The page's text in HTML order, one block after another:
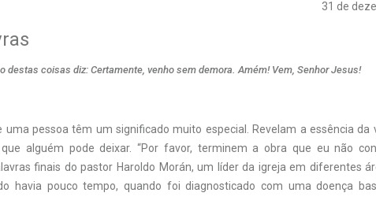
31 de
destas coisas diz: Certamente, venho sem demora. Amém! Vem, Senhor Jesus!
uma pessoa têm um significado muito especial. Revelam a essência da
alguém pode deixar. “Por favor, terminem a obra que eu não
finais do pastor Haroldo Morán, um líder da igreja em diferentes
havia pouco tempo, quando foi diagnosticado com uma doença